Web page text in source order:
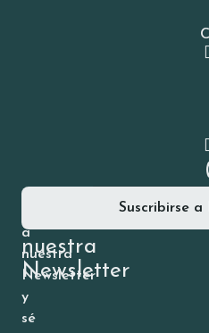
Suscríbete
a
nuestra
Newsletter
a
nuestra
Newsletter
y
sé
Suscribirse